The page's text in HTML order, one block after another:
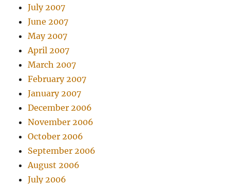
July 2007
June 2007
May 2007
April 2007
March 2007
February 2007
January 2007
December 2006
November 2006
October 2006
September 2006
August 2006
July 2006